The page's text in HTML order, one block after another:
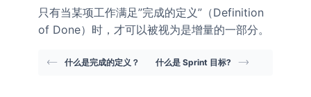
只有当某项工作满足”完成的定义”（Definition
of Done）时，才可以被视为是增量的一部分。
什么是完成的定义？ 什么是 Sprint 目标?